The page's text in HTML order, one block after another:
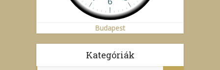
Budapest
Kategóriák